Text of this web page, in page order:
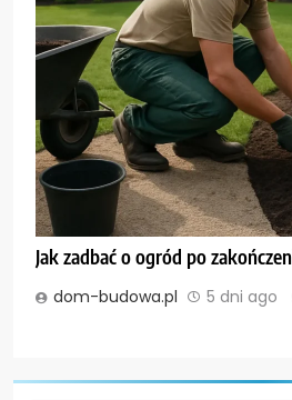
Jak zadbać o ogród po
dom-budowa.pl 5 dni ago